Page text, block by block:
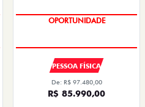
OPORTUNIDADE
PESSOA FÍSICA
De: R$ 97.480,00
R$ 85.990,00